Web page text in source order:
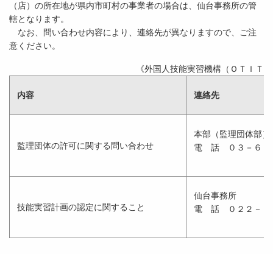
（店）の所在地が県内市町村の事業者の場合は、仙台事務所の管
轄となります。
なお、問い合わせ内容により、連絡先が異なりますので、ご注
意ください。
《外国人技能実習機構（ＯＴＩＴ
内容 連絡先
監理団体の許可に関する問い合わせ
本部（監理団
電 話 ０３－６７
技能実習計画の認定に関すること
仙台事
電 話 ０２２－３